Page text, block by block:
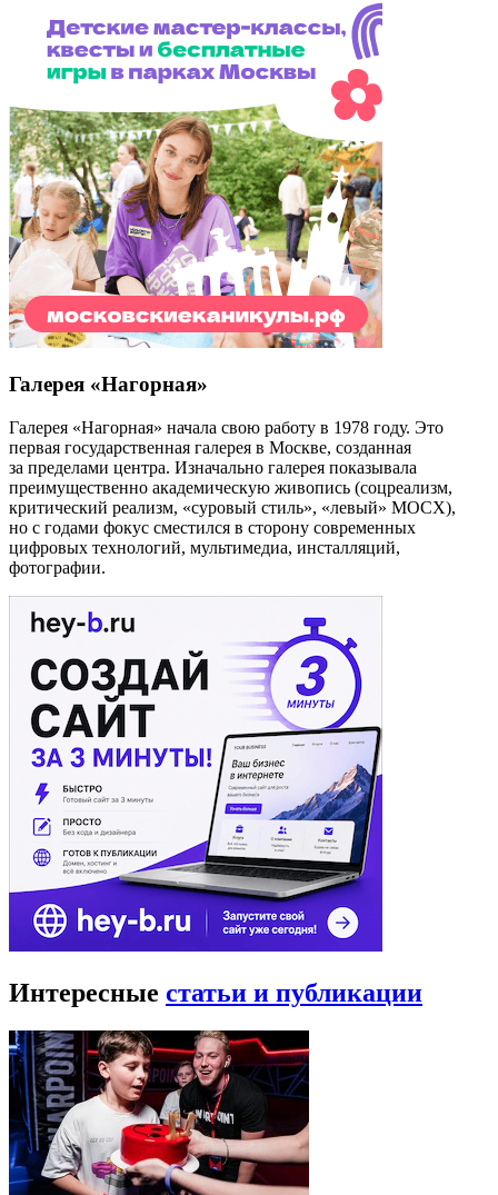
Галерея «Нагорная»
Галерея «Нагорная» начала свою работу в 1978 году. Это
первая государственная галерея в Москве, созданная
за пределами центра. Изначально галерея показывала
преимущественно академическую живопись (cоцреализм,
критический реализм, «суровый стиль», «левый» МОСХ),
но с годами фокус сместился в сторону современных
цифровых технологий, мультимедиа, инсталляций,
фотографии.
Интересные статьи и публикации